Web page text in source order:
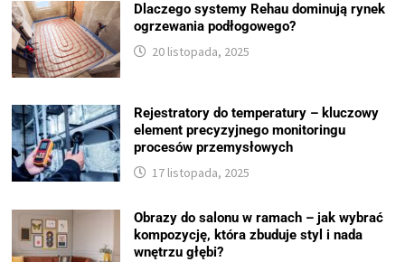
Dlaczego systemy Rehau dominują rynek
ogrzewania podłogowego?
20 listopada, 2025
Rejestratory do temperatury – kluczowy
element precyzyjnego monitoringu
procesów przemysłowych
17 listopada, 2025
Obrazy do salonu w ramach – jak wybrać
kompozycję, która zbuduje styl i nada
wnętrzu głębi?